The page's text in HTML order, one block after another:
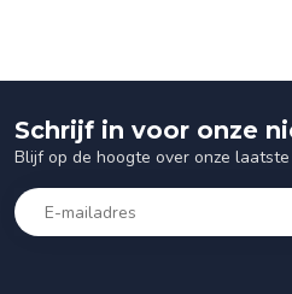
Schrijf in voor onze
Blijf op de hoogte over onze